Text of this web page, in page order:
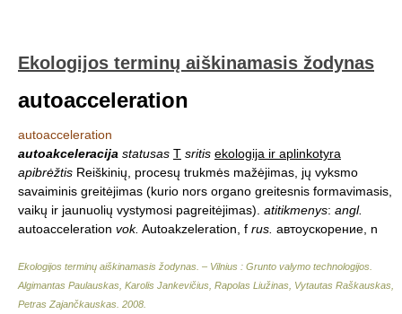
Ekologijos terminų aiškinamasis žodynas
autoacceleration
autoacceleration
autoakceleracija statusas T sritis ekologija ir aplinkotyra
apibrėžtis Reiškinių, procesų trukmės mažėjimas, jų vyksmo
savaiminis greitėjimas (kurio nors organo greitesnis formavimasis,
vaikų ir jaunuolių vystymosi pagreitėjimas). atitikmenys: angl.
autoacceleration vok. Autoakzeleration, f rus. автоускорение, n
Ekologijos terminų aiškinamasis žodynas. – Vilnius : Grunto valymo technologijos
Algimantas Paulauskas, Karolis Jankevičius, Rapolas Liužinas, Vytautas Raškauskas,
Petras Zajančkauskas 2008